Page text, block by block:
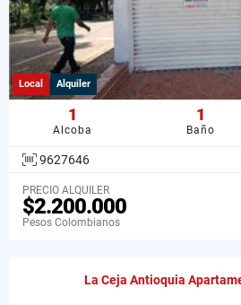
Local Alquiler
1
Alcoba
1
Baño
9627646
PRECIO ALQUILER
$2.200.000
Pesos Colombianos
La Ceja Antioquia